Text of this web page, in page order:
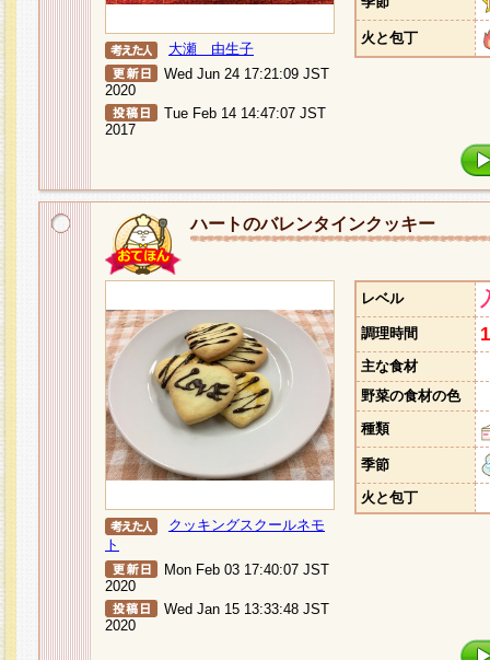
大瀬 由生子
Wed Jun 24 17:21:09 JST
2020
Tue Feb 14 14:47:07 JST
2017
火と包丁
ハートのバレンタインクッキー
クッキングスクールネモ
ト
Mon Feb 03 17:40:07 JST
2020
Wed Jan 15 13:33:48 JST
2020
レベル
調理時間
主な食材
野菜の食材の色
種類
季節
火と包丁